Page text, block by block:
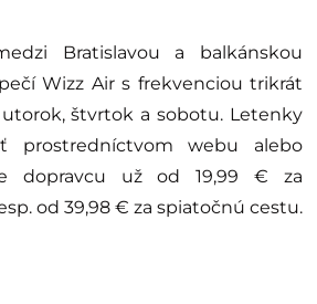
Bratislavou a balkánskou
Wizz Air s frekvenciou trikrát
štvrtok a sobotu. Letenky
prostredníctvom webu alebo
dopravcu už od 19,99 € za
od 39,98 € za spiatočnú cestu.